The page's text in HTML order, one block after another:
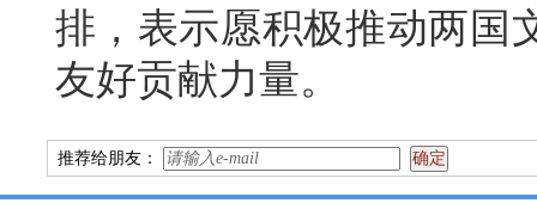
排，表示愿积极推动两国
友好贡献力量。
推荐给朋友：